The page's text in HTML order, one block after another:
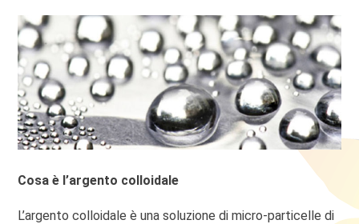
Cosa è l’argento colloidale
L’argento colloidale è una soluzione di micro-particelle di